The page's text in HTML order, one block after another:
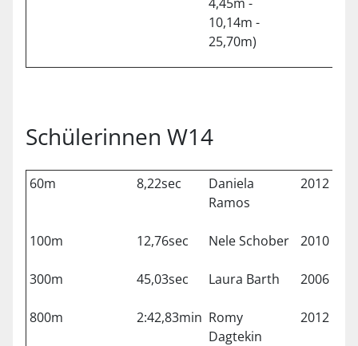
10,14m -
25,70m)
Schülerinnen W14
60m 8,22sec
Daniela
Ramos
2012
100m 12,76sec Nele Schober 2010
300m 45,03sec Laura Barth 2006
800m 2:42,83min Romy
Dagtekin
2012